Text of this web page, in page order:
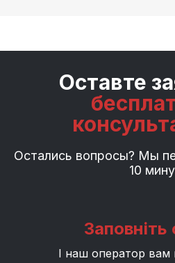
Оставте
Остались вопросы? Мы
10
І наш оператор вам